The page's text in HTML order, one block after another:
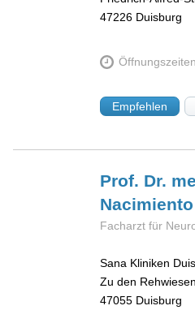
47226 Duisburg
Öffnungszeiten
Empfehlen
Prof. Dr.
Nacimiento
Facharzt für
Sana Kliniken
Zu den
47055 Duisburg